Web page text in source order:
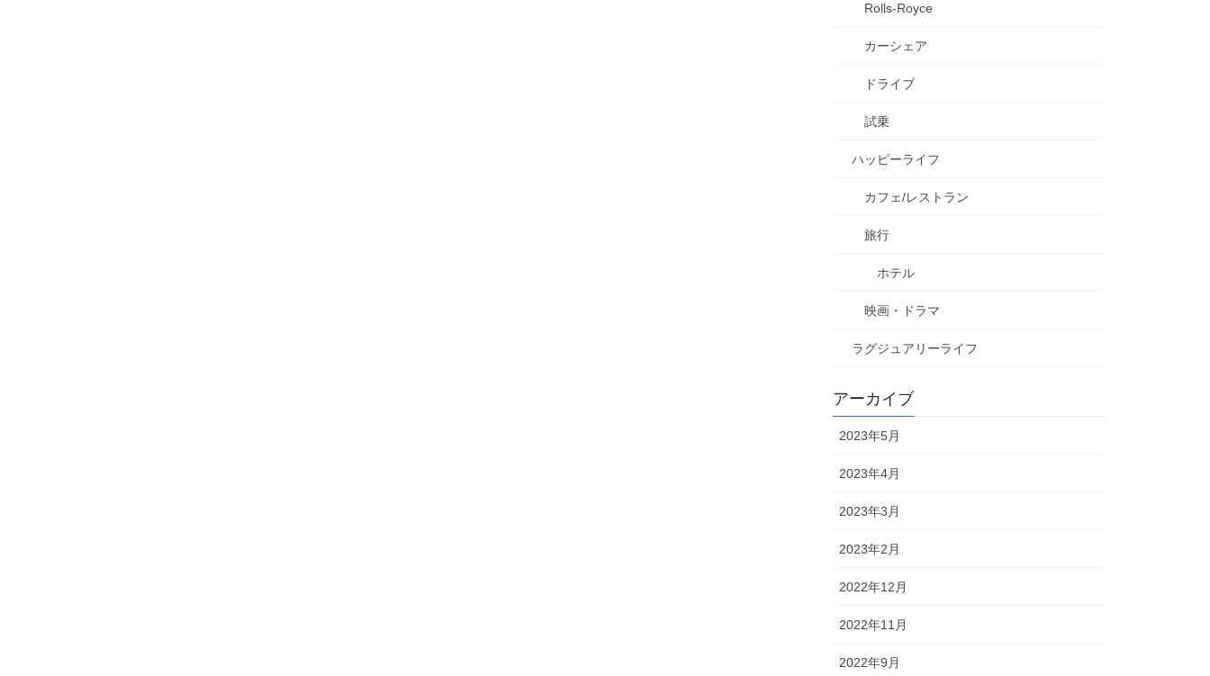
Rolls-Royce
カーシェア
ドライブ
試乗
ハッピーライフ
カフェ/レストラン
旅行
ホテル
映画・ドラマ
ラグジュアリーライフ
アーカイブ
2023年5月
2023年4月
2023年3月
2023年2月
2022年12月
2022年11月
2022年9月